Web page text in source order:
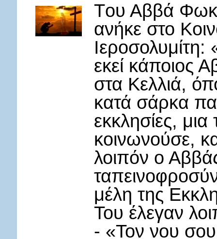
Tου Αββά
ανήκε στο
εκεί κάποιος
στα Κελλιά,
κατά σάρκα
εκκλησίες,
κοινωνούσε,
λοιπόν ο
μέλη της
Του έλεγαν
- «Τον νου